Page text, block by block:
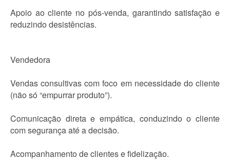
Apoio ao cliente no pós-venda, garantindo satisfação e
reduzindo desistências.
Vendedora
Vendas consultivas com foco em necessidade do cliente
(não só “empurrar produto”).
Comunicação direta e empática, conduzindo o cliente
com segurança até a decisão.
Acompanhamento de clientes e fidelização.